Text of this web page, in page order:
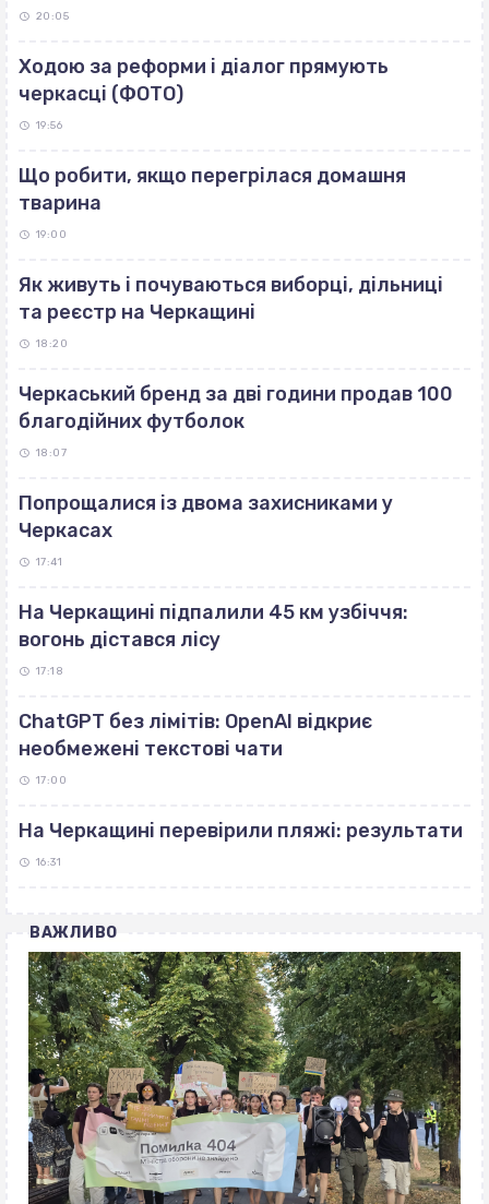
20:05
Ходою за реформи і діалог прямують
черкасці (ФОТО)
19:56
Що робити, якщо перегрілася домашня
тварина
19:00
Як живуть і почуваються виборці, дільниці
та реєстр на Черкащині
18:20
Черкаський бренд за дві години продав 100
благодійних футболок
18:07
Попрощалися із двома захисниками у
Черкасах
17:41
На Черкащині підпалили 45 км узбіччя:
вогонь дістався лісу
17:18
ChatGPT без лімітів: OpenAI відкриє
необмежені текстові чати
17:00
На Черкащині перевірили пляжі: результати
16:31
ВАЖЛИВО